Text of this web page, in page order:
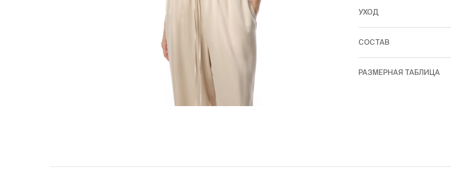
УХОД
СОСТАВ
РАЗМЕРНАЯ ТАБЛИЦА